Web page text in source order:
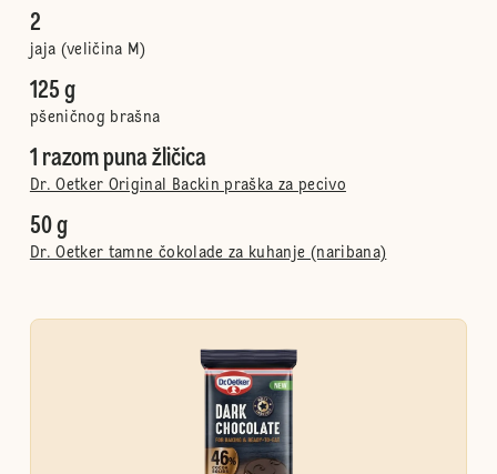
2
jaja (veličina M)
125 g
pšeničnog brašna
1 razom puna žličica
Dr. Oetker Original Backin praška za pecivo
50 g
Dr. Oetker tamne čokolade za kuhanje (naribana)